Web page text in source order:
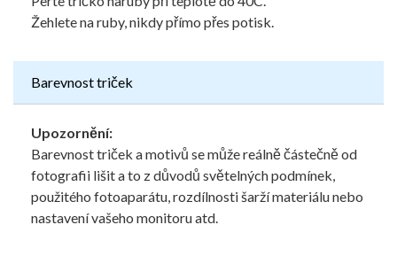
Žehlete na ruby, nikdy přímo přes potisk.
Barevnost triček
Upozornění:
Barevnost triček a motivů se může reálně částečně od
fotografii lišit a to z důvodů světelných podmínek,
použitého fotoaparátu, rozdílnosti šarží materiálu nebo
nastavení vašeho monitoru atd.